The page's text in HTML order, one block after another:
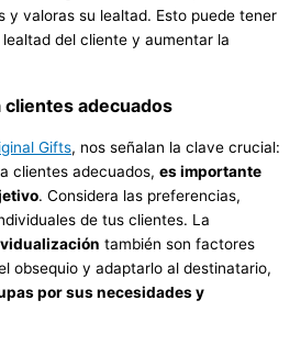
y valoras su lealtad. Esto puede tener
lealtad del cliente y aumentar la
clientes adecuados
Gifts, nos señalan la clave crucial:
clientes adecuados, es importante
. Considera las preferencias,
de tus clientes. La
también son factores
obsequio y adaptarlo al destinatario,
spor sus necesidades y